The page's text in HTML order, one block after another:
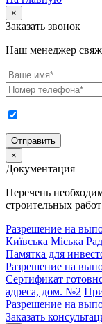
×
Заказать звонок
Наш менеджер
×
Документация
Перечень
строительных работ
Разрешение на
Київська Міська
Памятка для
Разрешение на
Сертификат
адреса, дом. №2
Разрешение на
Заказать